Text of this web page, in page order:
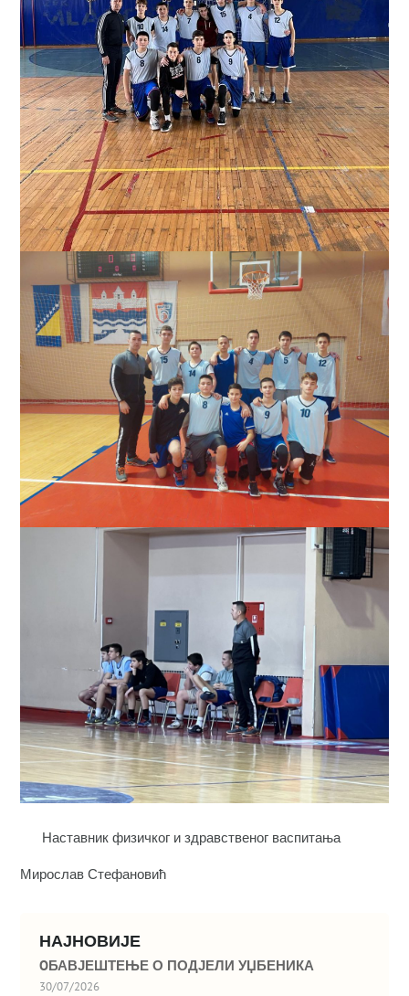
Наставник физичког и здравственог васпитања
Мирослав Стефановић
НАЈНОВИЈЕ
OБАВЈЕШТЕЊЕ О ПОДЈЕЛИ УЏБЕНИКА
30/07/2026